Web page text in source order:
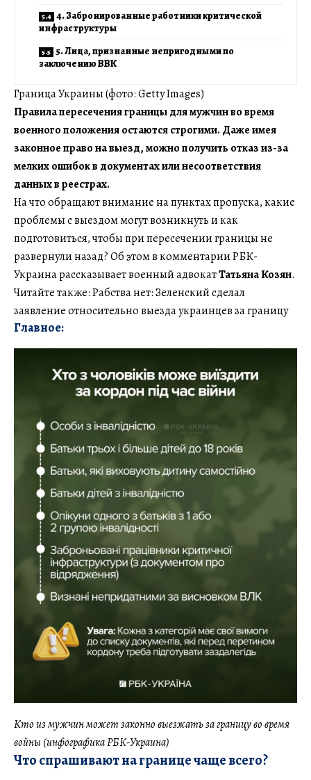
4. Забронированные работники критической
инфраструктуры
5. Лица, признанные непригодными по
заключению ВВК
Граница Украины (фото: Getty Images)
Правила пересечения границы для мужчин во время
военного положения остаются строгими. Даже имея
законное право на выезд, можно получить отказ из-за
мелких ошибок в документах или несоответствия
данных в реестрах.
На что обращают внимание на пунктах пропуска, какие
проблемы с выездом могут возникнуть и как
подготовиться, чтобы при пересечении границы не
развернули назад? Об этом в комментарии РБК-
Украина рассказывает военный адвокатТатьяна Козян.
Читайте также: Рабства нет: Зеленский сделал
заявление относительно выезда украинцев за границу
Главное:
Кто из мужчин может законно выезжать за границу во время
войны (инфографика РБК-Украина)
Что спрашивают на границе чаще всего?